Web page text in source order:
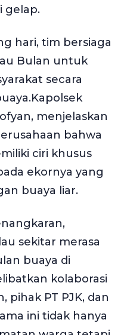
gelap.
hari, tim bersiaga
Bulan untuk
secara
menjelaskan
bahwa
ciri khusus
ekornya yang
buaya liar.
sekitar merasa
buaya di
kolaborasi
pihak PT PJK, dan
ini tidak hanya